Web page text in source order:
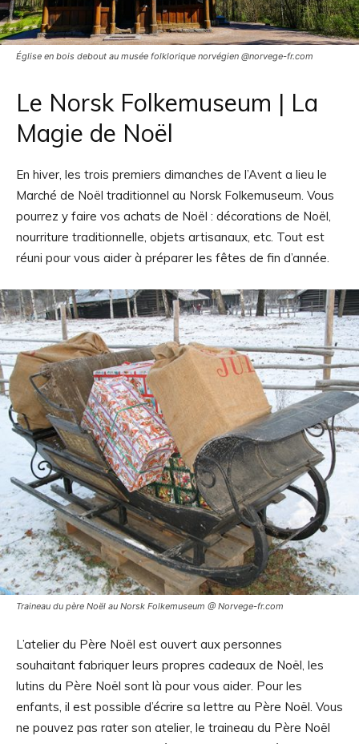
Église en bois debout au musée folklorique norvégien @norvege-fr.com
Le Norsk Folkemuseum | La
Magie de Noël
En hiver, les trois premiers dimanches de l’Avent a lieu le
Marché de Noël traditionnel au Norsk Folkemuseum. Vous
pourrez y faire vos achats de Noël : décorations de Noël,
nourriture traditionnelle, objets artisanaux, etc. Tout est
réuni pour vous aider à préparer les fêtes de fin d’année.
Traineau du père Noël au Norsk Folkemuseum @ Norvege-fr.com
L’atelier du Père Noël est ouvert aux personnes
souhaitant fabriquer leurs propres cadeaux de Noël, les
lutins du Père Noël sont là pour vous aider. Pour les
enfants, il est possible d’écrire sa lettre au Père Noël. Vous
ne pouvez pas rater son atelier, le traineau du Père Noël